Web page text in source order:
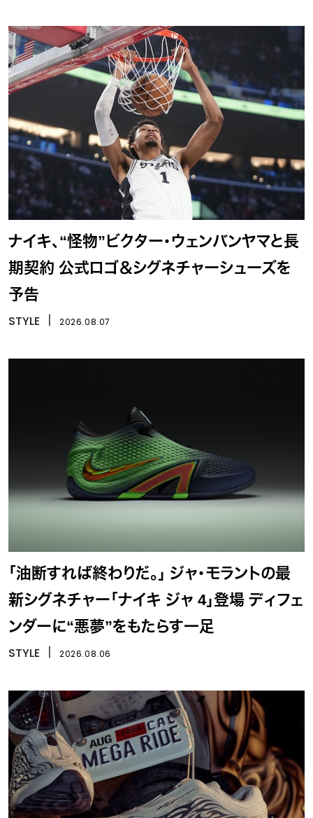
ナイキ、“怪物”ビクター・ウェンバンヤマと長
期契約 公式ロゴ＆シグネチャーシューズを
予告
STYLE 2026.08.07
「油断すれば終わりだ。」 ジャ・モラントの最
新シグネチャー「ナイキ ジャ 4」登場 ディフェ
ンダーに“悪夢”をもたらす一足
STYLE 2026.08.06